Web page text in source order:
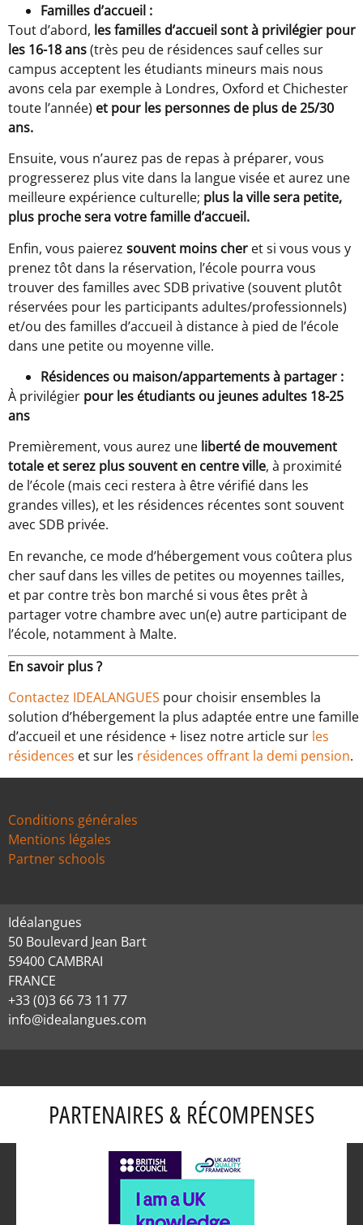
Familles d’accueil :
Tout d’abord, les familles d’accueil sont à privilégier pour
les 16-18 ans(très peu de résidences sauf celles sur
campus acceptent les étudiants mineurs mais nous
avons cela par exemple à Londres, Oxford et Chichester
toute l’année) et pour les personnes de plus de 25/30
ans.
Ensuite, vous n’aurez pas de repas à préparer, vous
progresserez plus vite dans la langue visée et aurez une
meilleure expérience culturelle; plus la ville sera petite,
plus proche sera votre famille d’accueil.
Enfin, vous paierez souvent moins cher et si vous vous y
prenez tôt dans la réservation, l’école pourra vous
trouver des familles avec SDB privative (souvent plutôt
réservées pour les participants adultes/professionnels)
et/ou des familles d’accueil à distance à pied de l’école
dans une petite ou moyenne ville.
Résidences ou maison/appartements à partager :
À privilégier pour les étudiants ou jeunes adultes 18-25
ans
Premièrement, vous aurez une liberté de mouvement
totale et serez plus souvent en centre ville, à proximité
de l’école (mais ceci restera à être vérifié dans les
grandes villes), et les résidences récentes sont souvent
avec SDB privée.
En revanche, ce mode d’hébergement vous coûtera plus
cher sauf dans les villes de petites ou moyennes tailles,
et par contre très bon marché si vous êtes prêt à
partager votre chambre avec un(e) autre participant de
l’école, notamment à Malte.
En savoir plus ?
Contactez IDEALANGUES pour choisir ensembles la
solution d’hébergement la plus adaptée entre une famille
d’accueil et une résidence + lisez notre article sur les
résidences et sur les résidences offrant la demi pension.
Conditions générales
Mentions légales
Partner schools
Idéalangues
50 Boulevard Jean Bart
59400 CAMBRAI
FRANCE
+33 (0)3 66 73 11 77
info@idealangues.com
PARTENAIRES & RÉCOMPENSES